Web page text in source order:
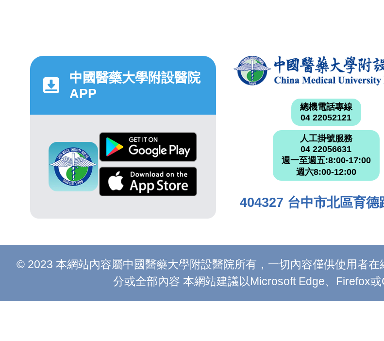
中國醫藥大學附設醫院
APP
總機電話專線
04 22052121
人工掛號服務
04 22056631
週一至週五:8:00-17:00
週六8:00-12:00
404327 台中市北區育德
© 2023 本網站內容屬中國醫藥大學附設醫院所有，一切內容僅供使用者
分或全部內容 本網站建議以Microsoft Edge、Firefox或